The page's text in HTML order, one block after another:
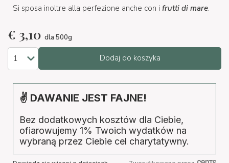
Si sposa inoltre alla perfezione anche con i frutti di mare.
€ 3,10 dla 500g
Dodaj do koszyka
✌ DAWANIE JEST FAJNE!
Bez dodatkowych kosztów dla Ciebie,
ofiarowujemy 1% Twoich wydatków na
wybraną przez Ciebie cel charytatywny.